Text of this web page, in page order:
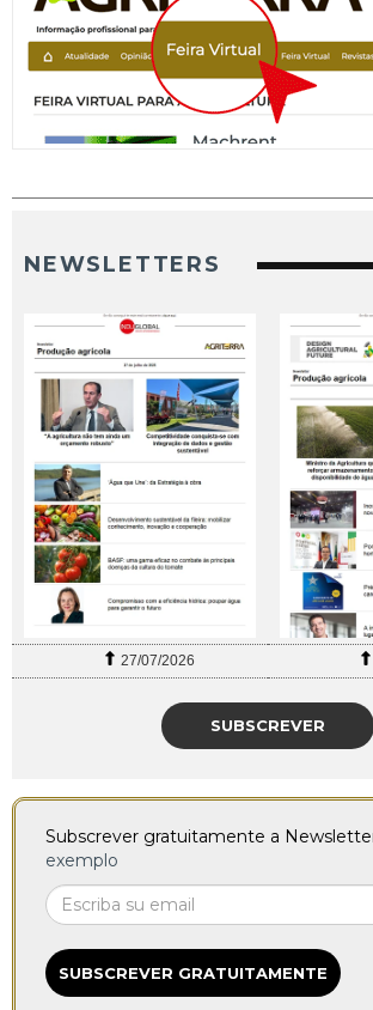
NEWSLETTERS
27/07/2026
SUBSCREVER
Subscrever gratuitamente a
exemplo
SUBSCREVER GRATUITAMENTE